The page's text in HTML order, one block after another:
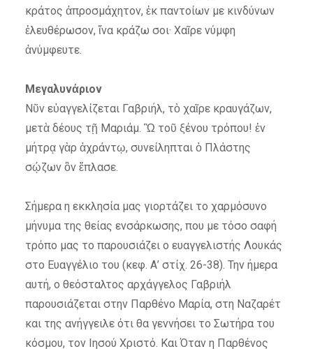
κράτος ἀπροσμάχητον, ἐκ παντοίων με κινδύνων
ἐλευθέρωσον, ἵνα κράζω σοι· Χαῖρε νύμφη
ἀνύμφευτε.
Μεγαλυνάριον
Νῦν εὐαγγελίζεται Γαβριήλ, τὸ χαῖρε κραυγάζων,
μετὰ δέους τῇ Μαριάμ. Ὢ τοῦ ξένου τρόπου! ἐν
μήτρᾳ γὰρ ἀχράντῳ, συνείληπται ὁ Πλάστης
σῴζων ὃν ἔπλασε.
Σήμερα η εκκλησία μας γιορτάζει το χαρμόσυνο
μήνυμα της θείας ενσάρκωσης, που με τόσο σαφή
τρόπο μας το παρουσιάζει ο ευαγγελιστής Λουκάς
στο Ευαγγέλιο του (κεφ. Α’ στίχ. 26-38). Την ήμερα
αυτή, ο θεόσταλτος αρχάγγελος Γαβριήλ
παρουσιάζεται στην Παρθένο Μαρία, στη Ναζαρέτ
και της ανήγγειλε ότι θα γεννήσει το Σωτήρα του
κόσμου, τον Ιησού Χριστό. Και Όταν η Παρθένος